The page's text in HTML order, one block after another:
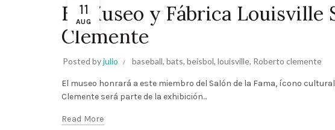
11
AUG
El Museo y Fábrica Louisville
Clemente
Posted byjulio baseball, bats, beisbol, louisville, Roberto clemente
El museo honrará a este miembro del Salón de la Fama, ícono
Clemente será parte de la exhibición...
Read More